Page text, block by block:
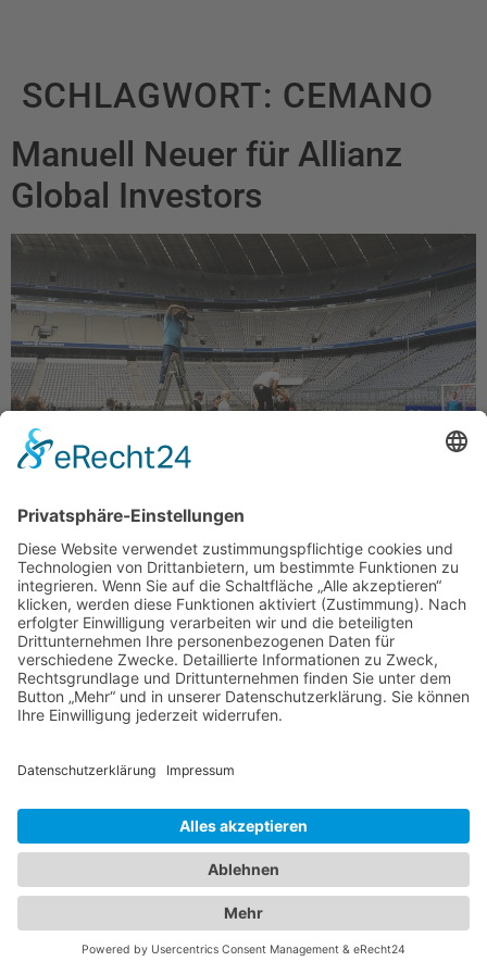
SCHLAGWORT: CEMANO
Manuell Neuer für Allianz
Global Investors
Alle Fotos © Christoph Gramann